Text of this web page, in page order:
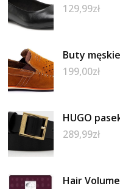
129,99zł
Buty
199,00zł
HUGO
289,99zł
Hair